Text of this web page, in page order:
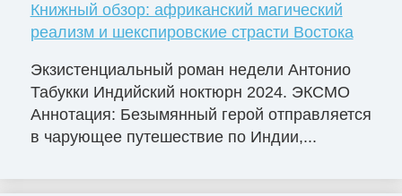
Книжный обзор: африканский магический
реализм и шекспировские страсти Востока
Экзистенциальный роман недели Антонио
Табукки Индийский ноктюрн 2024. ЭКСМО
Аннотация: Безымянный герой отправляется
в чарующее путешествие по Индии,...